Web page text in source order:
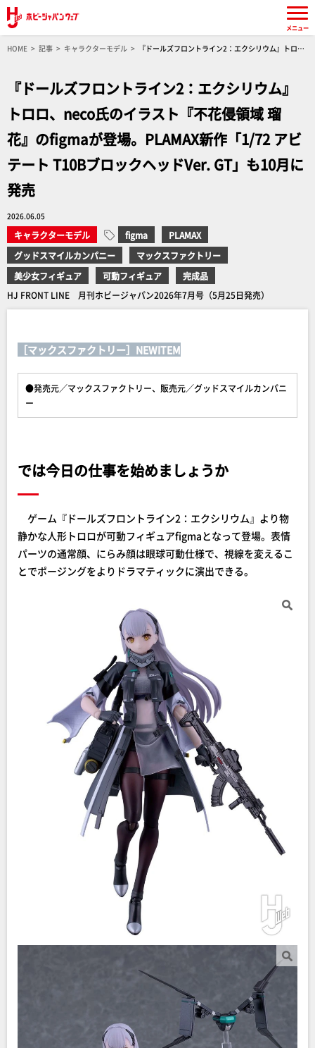
HOME 記事 キャラクターモデル
『ドールズフロントライン2：エクシリウム』トロ
『ドールズフロントライン2：エクシリウム』
トロロ、neco氏のイラスト『不花侵領域 瑠
花』のfigmaが登場。PLAMAX新作「1/72 アビ
テート T10BブロックヘッドVer. GT」も10月に
発売
2026.06.05
キャラクターモデル figma
PLAMAX
グッドスマイルカンパニー
マックスファクトリー
美少女フィギュア
可動フィギュア
完成品
HJ FRONT LINE 月刊ホビージャパン2026年7月号（5月25日発売）
［マックスファクトリー］NEWITEM
●発売元／マックスファクトリー、販売元／グッドスマイルカンパニ
ー
では今日の仕事を始めましょうか
ゲーム『ドールズフロントライン2：エクシリウム』より物
静かな人形トロロが可動フィギュアfigmaとなって登場。表情
パーツの通常顔、にらみ顔は眼球可動仕様で、視線を変えるこ
とでポージングをよりドラマティックに演出できる。
メニュー